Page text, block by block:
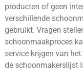
producten of geen
verschillende
gebruikt. Vragen
schoonmaakproces
service krijgen van
de schoonmakerslijst